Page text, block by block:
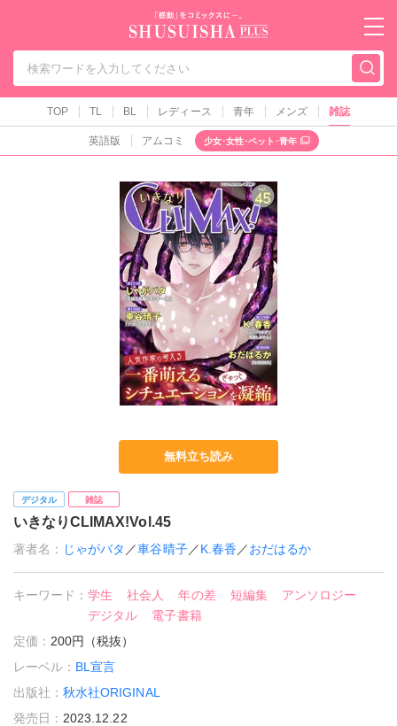
秋水社PLUS（テ
TOP TL BL レディース 青年 メンズ 雑誌
英語版 アムコミ 少女･女性･ペット･青年
無料立ち読み
デジタル 雑誌
いきなりCLIMAX!Vol.45
著者名： じゃがバタ ／車谷晴子／K.春香／おだはるか
キーワード：学生 社会人 年の差 短編集
アンソロジー
デジタル
電子書籍
定価： 200円（税抜）
レーベル： BL宣言
出版社：秋水社ORIGINAL
発売日： 2023.12.22